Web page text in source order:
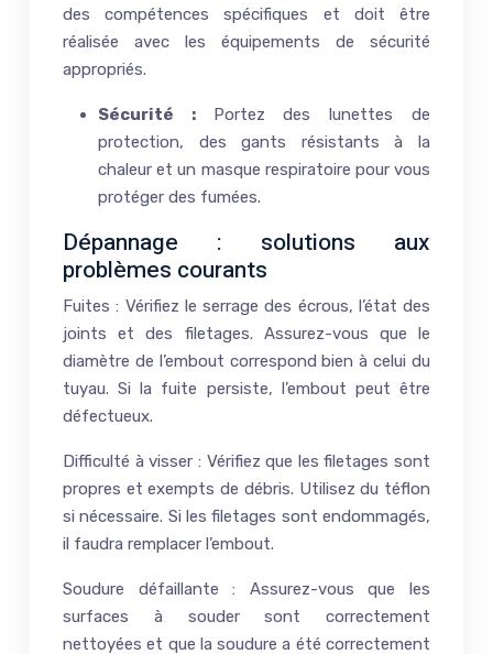
des compétences spécifiques et doit être
réalisée avec les équipements de sécurité
appropriés.
Sécurité : Portez des lunettes de
protection, des gants résistants à la
chaleur et un masque respiratoire pour vous
protéger des fumées.
Dépannage : solutions aux
problèmes courants
Fuites : Vérifiez le serrage des écrous, l’état des
joints et des filetages. Assurez-vous que le
diamètre de l’embout correspond bien à celui du
tuyau. Si la fuite persiste, l’embout peut être
défectueux.
Difficulté à visser : Vérifiez que les filetages sont
propres et exempts de débris. Utilisez du téflon
si nécessaire. Si les filetages sont endommagés,
il faudra remplacer l’embout.
Soudure défaillante : Assurez-vous que les
surfaces à souder sont correctement
nettoyées et que la soudure a été correctement